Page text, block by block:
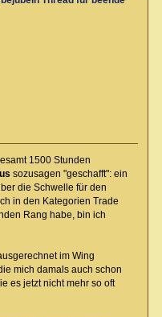
1500 Stunden
sozusagen "geschafft": ein
die Schwelle für den
in den Kategorien Trade
Rang habe, bin ich
im Wing
mich damals auch schon
es jetzt nicht mehr so oft